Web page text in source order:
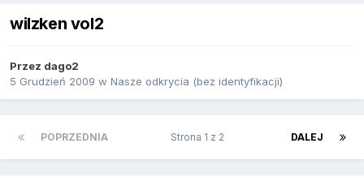
wilzken vol2
Przez dago2
5 Grudzień 2009 w Nasze odkrycia (bez identyfikacji)
POPRZEDNIA DALEJ
Strona 1 z 2